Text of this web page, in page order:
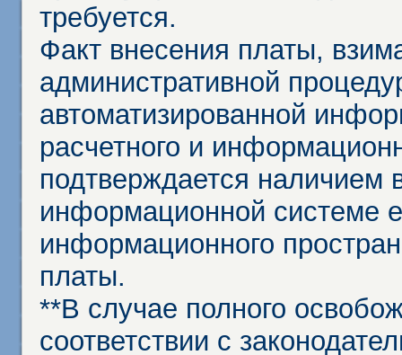
требуется.
Факт внесения платы,
административной
автоматизированной
расчетного и
подтверждается наличием
информационной системе
информационного
платы.
**В случае полного
соответствии с